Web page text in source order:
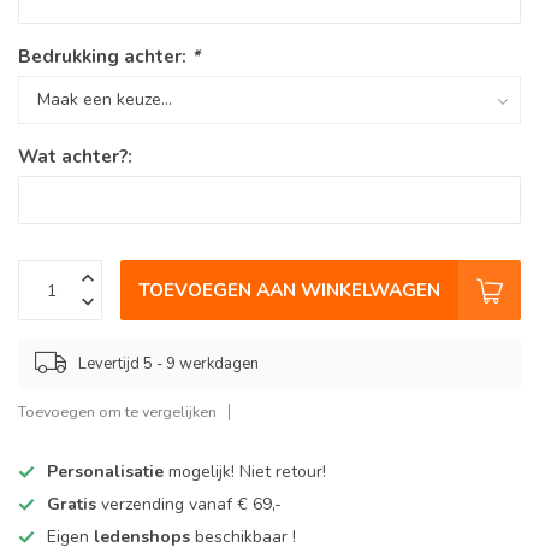
Bedrukking achter: *
Wat achter?:
TOEVOEGEN AAN WINKELWAGEN
Levertijd 5 - 9 werkdagen
Toevoegen om te vergelijken
Personalisatie mogelijk! Niet retour!
Gratis verzending vanaf € 69,-
Eigen ledenshops beschikbaar !